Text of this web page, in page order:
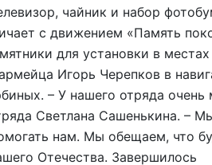
чайник и набор
с движением «Память
для установки в местах
Игорь Черепков в
– У нашего отряда очень
Светлана Сашенькина. –
нам. Мы обещаем, что
Отечества. Завершилось